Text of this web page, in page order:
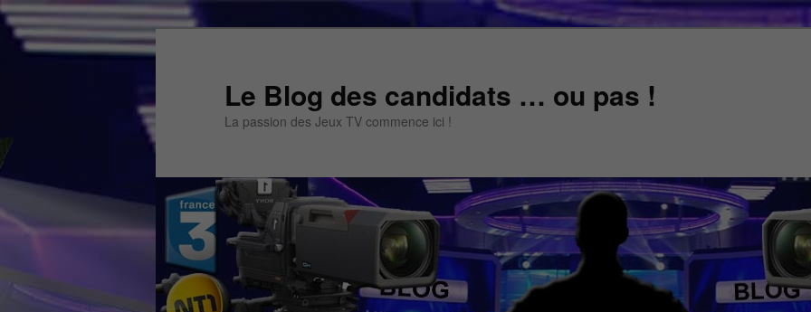
Aller
Aller
Le Blog des candidats … ou pas !
La passion des Jeux TV commence ici !